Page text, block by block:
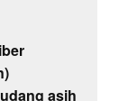
asih